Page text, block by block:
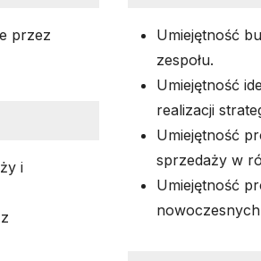
przez
i
Umiejętność
zespołu.
Umiejętność
realizacji
Umiejętność
sprzedaży w
Umiejętność